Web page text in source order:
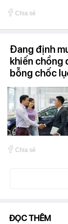
Chia sẻ
Đang định
khiến chồng
bỗng chốc
Chia sẻ
ĐỌC THÊM